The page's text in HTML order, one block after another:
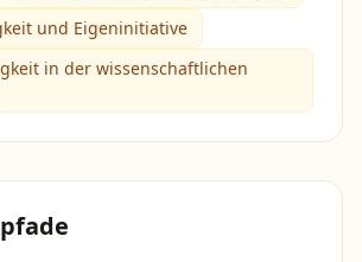
und Eigeninitiative
in der wissenschaftlichen